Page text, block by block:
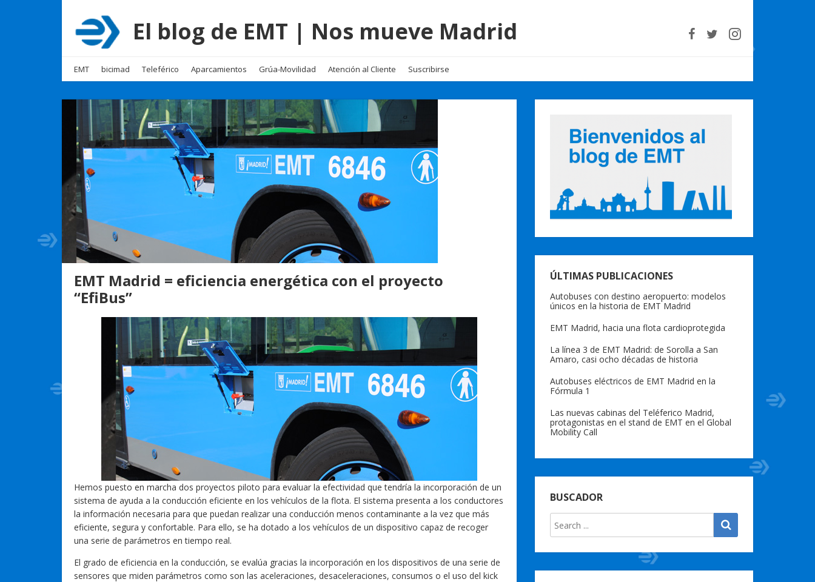
El blog de EMT | Nos mueve Madrid
EMT bicimad Teleférico Aparcamientos Grúa-Movilidad Atención al Cliente Suscribirse
EMT Madrid = eficiencia energética con el proyecto
“EfiBus”
Hemos puesto en marcha dos proyectos piloto para evaluar la efectividad que tendría la incorporación de un
sistema de ayuda a la conducción eficiente en los vehículos de la flota. El sistema presenta a los conductores
la información necesaria para que puedan realizar una conducción menos contaminante a la vez que más
eficiente, segura y confortable. Para ello, se ha dotado a los vehículos de un dispositivo capaz de recoger
una serie de parámetros en tiempo real.
El grado de eficiencia en la conducción, se evalúa gracias la incorporación en los dispositivos de una serie de
sensores que miden parámetros como son las aceleraciones, desaceleraciones, consumos o el uso del kick
ÚLTIMAS PUBLICACIONES
Autobuses con destino aeropuerto: modelos
únicos en la historia de EMT Madrid
EMT Madrid, hacia una flota cardioprotegida
La línea 3 de EMT Madrid: de Sorolla a San
Amaro, casi ocho décadas de historia
Autobuses eléctricos de EMT Madrid en la
Fórmula 1
Las nuevas cabinas del Teléferico Madrid,
protagonistas en el stand de EMT en el Global
Mobility Call
BUSCADOR